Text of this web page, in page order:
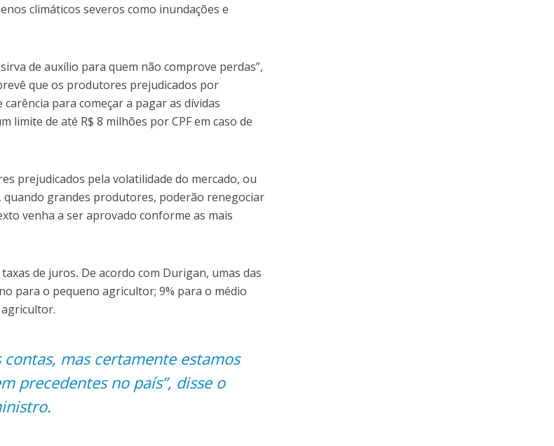
climáticos severos como inundações e
de auxílio para quem não comprove perdas”,
que os produtores prejudicados por
para começar a pagar as dívidas
limite de até R$ 8 milhões por CPF em caso de
prejudicados pela volatilidade do mercado, ou
quando grandes produtores, poderão renegociar
venha a ser aprovado conforme as mais
de juros. De acordo com Durigan, umas das
para o pequeno agricultor; 9% para o médio
contas, mas certamente estamos
precedentes no país”, disse o